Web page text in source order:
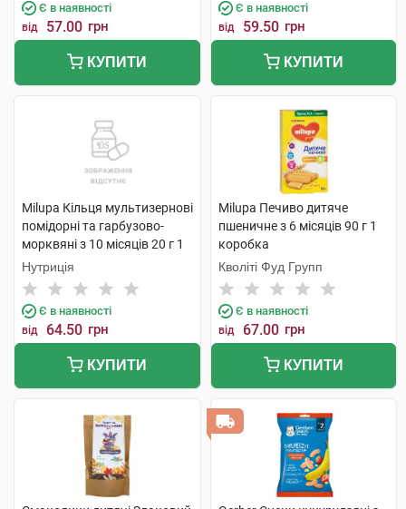
Є в наявності
від 57.00 грн
КУПИТИ
Є в наявності
від 59.50 грн
КУПИТИ
Milupa Кільця мультизернові
помідорні та гарбузово-
морквяні з 10 місяців 20 г 1
пакет
Нутриція
Є в наявності
від 64.50 грн
КУПИТИ
Milupa Печиво дитяче
пшеничне з 6 місяців 90 г 1
коробка
Кволіті Фуд Групп
Є в наявності
від 67.00 грн
КУПИТИ